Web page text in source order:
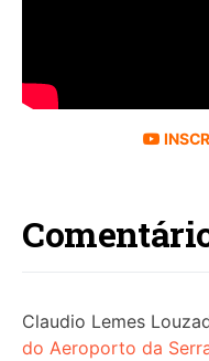
Claudio Lemes
do Aeroporto da